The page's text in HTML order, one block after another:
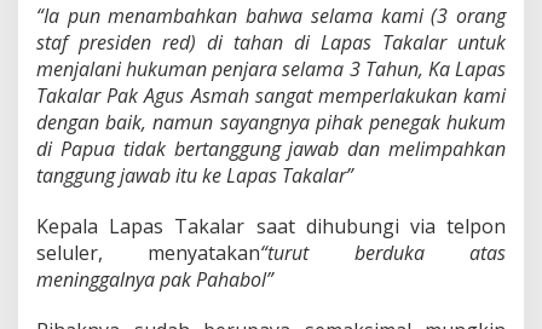
b
l
k
P
a
p
u
a
a
r
a
“Ia pun menambahkan bahwa selama kami (3 orang
staf presiden red) di tahan di Lapas Takalar untuk
menjalani hukuman penjara selama 3 Tahun, Ka Lapas
Takalar Pak Agus Asmah sangat memperlakukan kami
dengan baik, namun sayangnya pihak penegak hukum
di Papua tidak bertanggung jawab dan melimpahkan
tanggung jawab itu ke Lapas Takalar”
Kepala Lapas Takalar saat dihubungi via telpon
seluler, menyatakan“turut berduka atas
meninggalnya pak Pahabol”